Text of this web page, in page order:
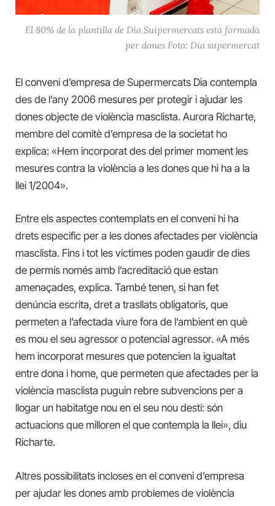
El 80% de la plantilla de Dia Suipermercats està formada
per dones Foto: Dia supermercat
El conveni d’empresa de Supermercats Dia contempla
des de l’any 2006 mesures per protegir i ajudar les
dones objecte de violència masclista. Aurora Richarte,
membre del comitè d’empresa de la societat ho
explica: «Hem incorporat des del primer moment les
mesures contra la violència a les dones que hi ha a la
llei 1/2004».
Entre els aspectes contemplats en el conveni hi ha
drets especific per a les dones afectades per violència
masclista. Fins i tot les víctimes poden gaudir de dies
de permís només amb l’acreditació que estan
amenaçades, explica. També tenen, si han fet
denúncia escrita, dret a trasllats obligatoris, que
permeten a l’afectada viure fora de l’ambient en què
es mou el seu agressor o potencial agressor. «A més
hem incorporat mesures que potencien la igualtat
entre dona i home, que permeten que afectades per la
violència masclista puguin rebre subvencions per a
llogar un habitatge nou en el seu nou destí: són
actuacions que milloren el que contempla la llei», diu
Richarte.
Altres possibilitats incloses en el conveni d’empresa
per ajudar les dones amb problemes de violència